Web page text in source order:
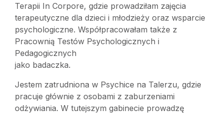
Terapii In Corpore, gdzie prowadziłam zajęcia
terapeutyczne dla dzieci i młodzieży oraz wsparcie
psychologiczne. Współpracowałam także z
Pracownią Testów Psychologicznych i
Pedagogicznych
jako badaczka.
Jestem zatrudniona w Psychice na Talerzu, gdzie
pracuje głównie z osobami z zaburzeniami
odżywiania. W tutejszym gabinecie prowadzę